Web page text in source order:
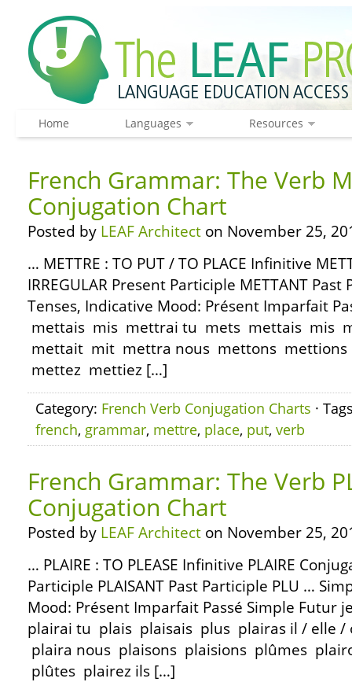
Home Languages Resources
French Grammar: The Verb
Conjugation Chart
Posted by LEAF Architect on November 25,
… METTRE : TO PUT / TO PLACE Infinitive
IRREGULAR Present Participle METTANT
Tenses, Indicative Mood: Présent Imparfait
mettais mis mettrai tu mets mettais mis
mettait mit mettra nous mettons mettions
mettez mettiez […]
Category: French Verb Conjugation Charts ·
french, grammar, mettre, place, put, verb
French Grammar: The Verb
Conjugation Chart
Posted by LEAF Architect on November 25,
… PLAIRE : TO PLEASE Infinitive PLAIRE
Participle PLAISANT Past Participle PLU …
Mood: Présent Imparfait Passé Simple
plairai tu plais plaisais plus plairas il / elle
plaira nous plaisons plaisions plûmes
plûtes plairez ils […]